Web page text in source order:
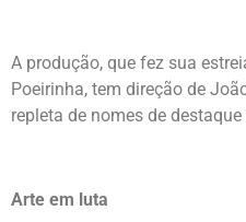
A produção, que fez sua
Poeirinha, tem direção de
repleta de nomes de
Arte em luta